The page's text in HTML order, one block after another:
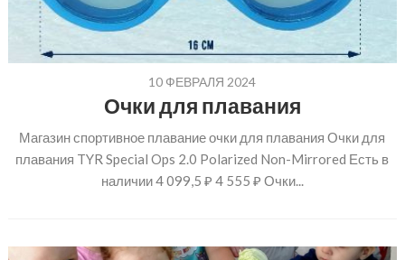
10 ФЕВРАЛЯ 2024
Очки для плавания
Магазин спортивное плавание очки для плавания Очки для
плавания TYR Special Ops 2.0 Polarized Non-Mirrored Есть в
наличии 4 099,5 ₽ 4 555 ₽ Очки...